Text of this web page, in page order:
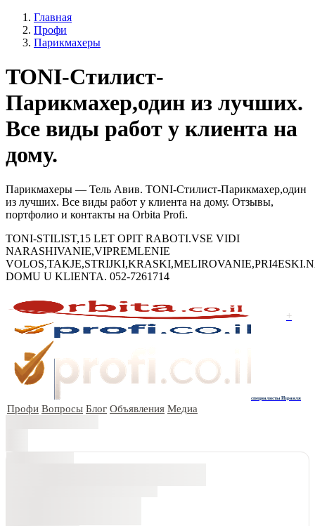
Главная
Профи
Парикмахеры
TONI-Стилист-
Парикмахер,один из лучших.
Все виды работ у клиента на
дому.
Парикмахеры — Тель Авив. TONI-Стилист-Парикмахер,один
из лучших. Все виды работ у клиента на дому. Отзывы,
портфолио и контакты на Orbita Profi.
TONI-STILIST,15 LET OPIT RABOTI.VSE VIDI
NARASHIVANIE,VIPREMLENIE
DOMU U KLIENTA. 052-7261714
+
специалисты Израиля
Профи Вопросы Блог Объявления Медиа